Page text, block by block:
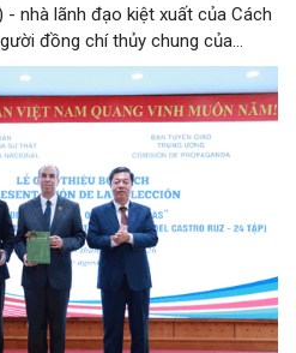
nhà lãnh đạo kiệt xuất của Cách
đồng chí thủy chung của
Nam, chiều 5/8, tại Hà Nội,
Sự thật phối hợp với Ban Tuyên
thiệu bộ sách “Tuyển tập các
lệnh Fidel Castro Ruz” gồm 24